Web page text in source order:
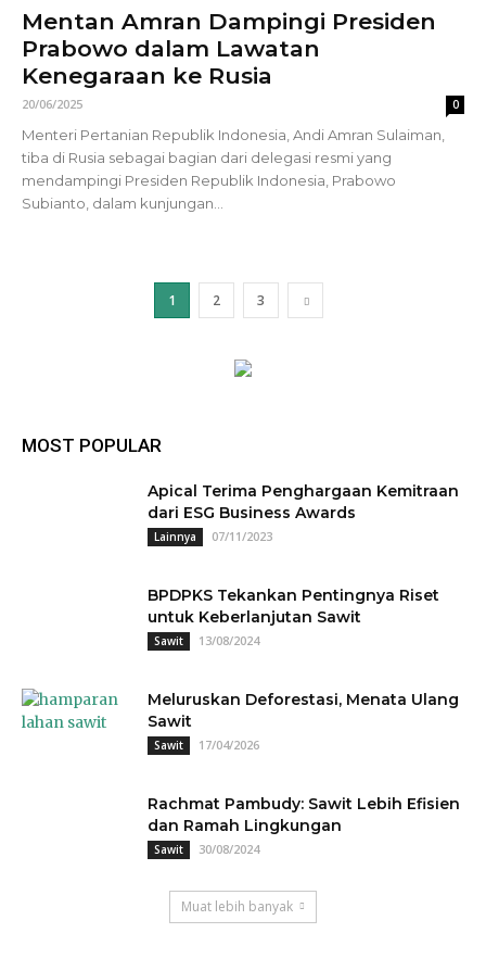
Mentan Amran Dampingi Presiden
Prabowo dalam Lawatan
Kenegaraan ke Rusia
20/06/2025 0
Menteri Pertanian Republik Indonesia, Andi Amran Sulaiman,
tiba di Rusia sebagai bagian dari delegasi resmi yang
mendampingi Presiden Republik Indonesia, Prabowo
Subianto, dalam kunjungan...
1 2 3
MOST POPULAR
Apical Terima Penghargaan Kemitraan
dari ESG Business Awards
Lainnya 07/11/2023
BPDPKS Tekankan Pentingnya Riset
untuk Keberlanjutan Sawit
Sawit 13/08/2024
Meluruskan Deforestasi, Menata Ulang
Sawit
Sawit 17/04/2026
Rachmat Pambudy: Sawit Lebih Efisien
dan Ramah Lingkungan
Sawit 30/08/2024
Muat lebih banyak